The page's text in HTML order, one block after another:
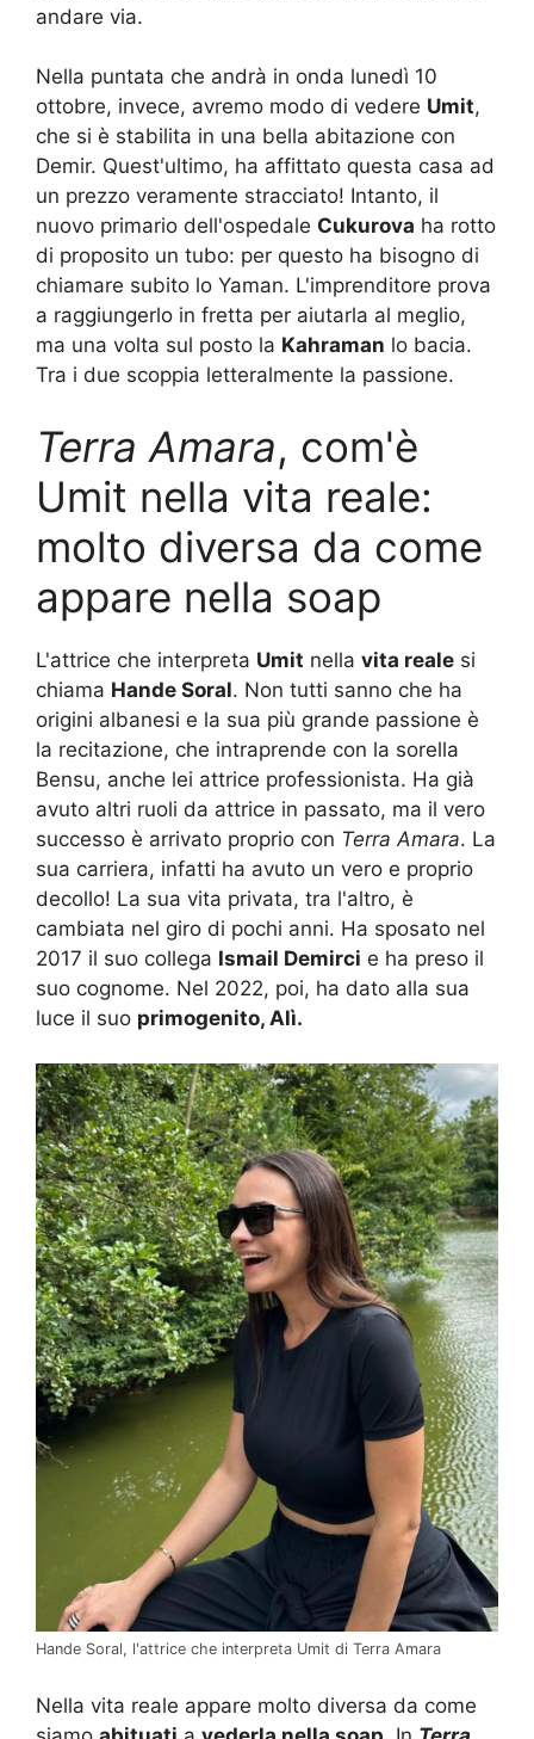
andare via.
Nella puntata che andrà in onda lunedì 10
ottobre, invece, avremo modo di vedere Umit,
che si è stabilita in una bella abitazione con
Demir. Quest'ultimo, ha affittato questa casa ad
un prezzo veramente stracciato! Intanto, il
nuovo primario dell'ospedale Cukurova ha rotto
di proposito un tubo: per questo ha bisogno di
chiamare subito lo Yaman. L'imprenditore prova
a raggiungerlo in fretta per aiutarla al meglio,
ma una volta sul posto la Kahraman lo bacia.
Tra i due scoppia letteralmente la passione.
Terra Amara, com'è
Umit nella vita reale:
molto diversa da come
appare nella soap
L'attrice che interpreta Umit nella vita reale si
chiama Hande Soral. Non tutti sanno che ha
origini albanesi e la sua più grande passione è
la recitazione, che intraprende con la sorella
Bensu, anche lei attrice professionista. Ha già
avuto altri ruoli da attrice in passato, ma il vero
successo è arrivato proprio con Terra Amara. La
sua carriera, infatti ha avuto un vero e proprio
decollo! La sua vita privata, tra l'altro, è
cambiata nel giro di pochi anni. Ha sposato nel
2017 il suo collega Ismail Demirci e ha preso il
suo cognome. Nel 2022, poi, ha dato alla sua
luce il suo primogenito, Alì.
Hande Soral, l'attrice che interpreta Umit di Terra Amara
Nella vita reale appare molto diversa da come